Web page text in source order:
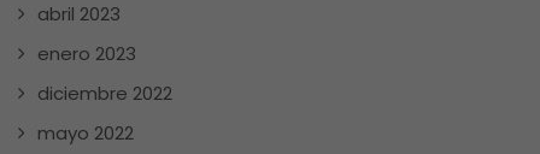
abril 2023
enero 2023
diciembre 2022
mayo 2022